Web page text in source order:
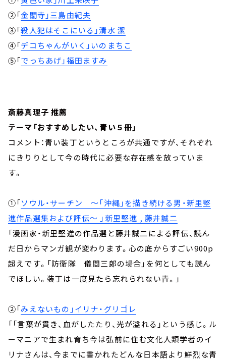
②「金閣寺」三島由紀夫
③「殺人犯はそこにいる」清水 潔
④「デコちゃんがいく」いのまちこ
⑤「でっちあげ」福田ますみ
斎藤真理子 推薦
テーマ「おすすめしたい、青い５冊」
コメント：青い装丁というところが共通ですが、それぞれ
にきりりとして今の時代に必要な存在感を放っていま
す。
①「ソウル・サーチン ～「沖縄」を描き続ける男・新里堅
進作品選集および評伝～ 」新里堅進 , 藤井誠二
「漫画家・新里堅進の作品選と藤井誠二による評伝、読ん
だ日からマンガ観が変わります。心の底からすごい900p
超えです。「防衛隊 儀間三郎の場合」を何としても読ん
でほしい。装丁は一度見たら忘れられない青。」
②「みえないもの」イリナ・グリゴレ
「「言葉が貫き、血がしたたり、光が溢れる」という感じ。ル
ーマニアで生まれ育ち今は弘前に住む文化人類学者のイ
リナさんは、今までに書かれたどんな日本語より鮮烈な青